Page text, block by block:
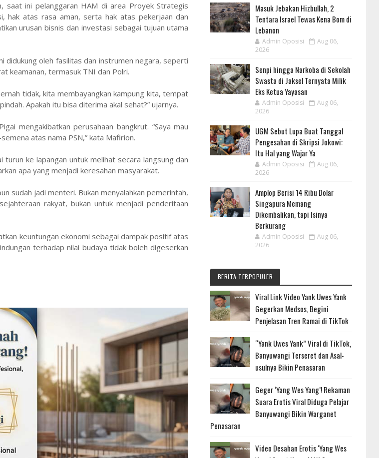
saat ini pelanggaran HAM di area Proyek Strategis
hak atas rasa aman, serta hak atas pekerjaan dan
urusan bisnis dan investasi sebagai tujuan utama
didukung oleh fasilitas dan instrumen negara, seperti
keamanan, termasuk TNI dan Polri.
tidak, kita membayangkan kampung kita, tempat
Apakah itu bisa diterima akal sehat?” ujarnya.
mengakibatkan perusahaan bangkrut. “Saya mau
atas nama PSN,” kata Mafirion.
ke lapangan untuk melihat secara langsung dan
apa yang menjadi keresahan masyarakat.
sudah jadi menteri. Bukan menyalahkan pemerintah,
rakyat, bukan untuk menjadi penderitaan
keuntungan ekonomi sebagai dampak positif atas
terhadap nilai budaya tidak boleh digeserkan
Masuk Jebakan Hizbullah, 2
Tentara Israel Tewas Kena Bom di
Lebanon
Admin Oposisi
Aug 06,
2026
Senpi hingga Narkoba di Sekolah
Swasta di Jaksel Ternyata Milik
Eks Ketua Yayasan
Admin Oposisi
Aug 06,
2026
UGM Sebut Lupa Buat Tanggal
Pengesahan di Skripsi Jokowi:
Itu Hal yang Wajar Ya
Admin Oposisi
Aug 06,
2026
Amplop Berisi 14 Ribu Dolar
Singapura Memang
Dikembalikan, tapi Isinya
Berkurang
Admin Oposisi
Aug 06,
2026
BERITA TERPOPULER
Viral Link Video Yank Uwes Yank
Gegerkan Medsos, Begini
Penjelasan Tren Ramai di TikTok
“Yank Uwes Yank” Viral di TikTok,
Banyuwangi Terseret dan Asal-
usulnya Bikin Penasaran
Geger ‘Yang Wes Yang’! Rekaman
Suara Erotis Viral Diduga Pelajar
Banyuwangi Bikin Warganet
Penasaran
Video Desahan Erotis ‘Yang Wes